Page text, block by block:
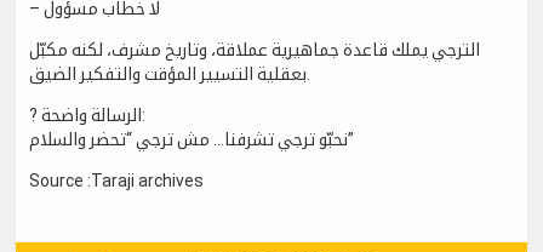
– لا خطاب مسؤول
الترجي يملك قاعدة جماهيرية عملاقة، وتاريخ مشرف، لكنه مكبّل
? الرسالة واضحة:
نحبّو ترجي تشرفنا… مش ترجي “تحضر والسلام”
Source :Taraji archives